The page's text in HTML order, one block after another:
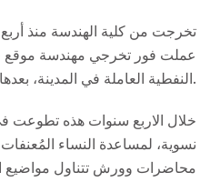
تخرجت من كلية الهندسة منذ
عملت فور تخرجي مهندسة موقع
النفطية العاملة في المدينة، بعدها كمصممة انشائية، ومازلتُ.
خلال الاربع سنوات هذه تطوعت
نسوية، لمساعدة النساء
محاضرات وورش تتناول مواضيع